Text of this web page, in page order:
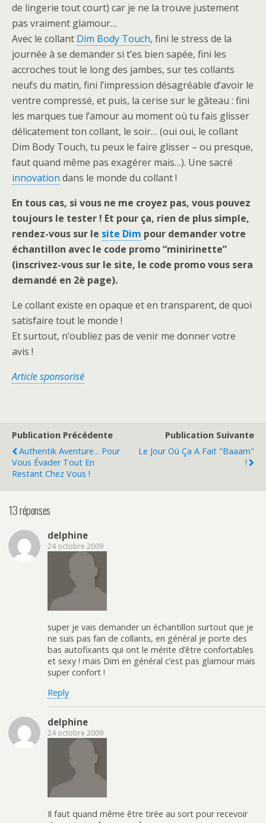
de lingerie tout court) car je ne la trouve justement
pas vraiment glamour…
Avec le collant Dim Body Touch, fini le stress de la
journée à se demander si t’es bien sapée, fini les
accroches tout le long des jambes, sur tes collants
neufs du matin, fini l’impression désagréable d’avoir le
ventre compressé, et puis, la cerise sur le gâteau : fini
les marques tue l’amour au moment où tu fais glisser
délicatement ton collant, le soir… (oui oui, le collant
Dim Body Touch, tu peux le faire glisser – ou presque,
faut quand même pas exagérer mais…). Une sacré
innovation dans le monde du collant !
En tous cas, si vous ne me croyez pas, vous pouvez
toujours le tester ! Et pour ça, rien de plus simple,
rendez-vous sur le site Dim pour demander votre
échantillon avec le code promo “minirinette”
(inscrivez-vous sur le site, le code promo vous sera
demandé en 2è page).
Le collant existe en opaque et en transparent, de quoi
satisfaire tout le monde !
Et surtout, n’oubliez pas de venir me donner votre
avis !
Article sponsorisé
Publication Précédente
Authentik Aventure... Pour
Vous Évader Tout En
Restant Chez Vous !
Publication Suivante
Le Jour Où Ça A Fait "baaam"
!
13 réponses
delphine
24 octobre 2009
super je vais demander un échantillon surtout que je
ne suis pas fan de collants, en général je porte des
bas autofixants qui ont le mérite d’être confortables
et sexy ! mais Dim en général c’est pas glamour mais
super confort !
Reply
delphine
24 octobre 2009
Il faut quand même être tirée au sort pour recevoir